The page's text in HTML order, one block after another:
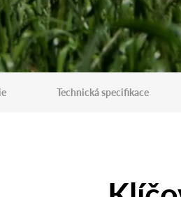
Technická specifikace